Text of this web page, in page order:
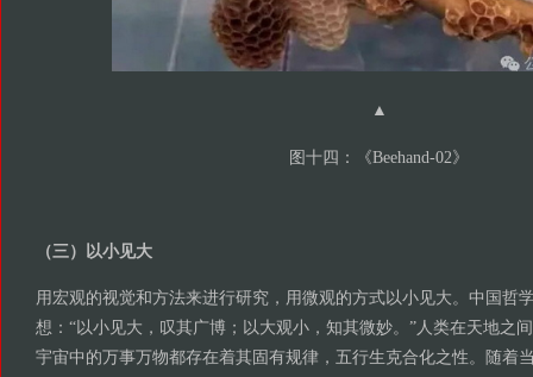
▲
图十四：《Beehand-02》
（三）以小见大
用宏观的视觉和方法来进行研究，用微观的方式以小见大。中国哲
想：“以小见大，叹其广博；以大观小，知其微妙。”人类在天地之
宇宙中的万事万物都存在着其固有规律，五行生克合化之性。随着